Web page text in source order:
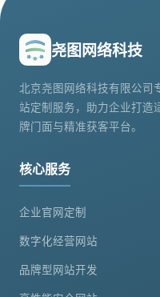
尧图网络科技
北京尧图网络科技有限公司
站定制服务，助力企业打造
牌门面与精准获客平台。
核心服务
企业官网定制
数字化经营网站
品牌型网站开发